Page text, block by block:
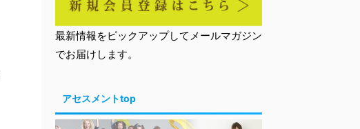
最新情報をピックアップしてメールマガジン
でお届けします。
アセスメントtop